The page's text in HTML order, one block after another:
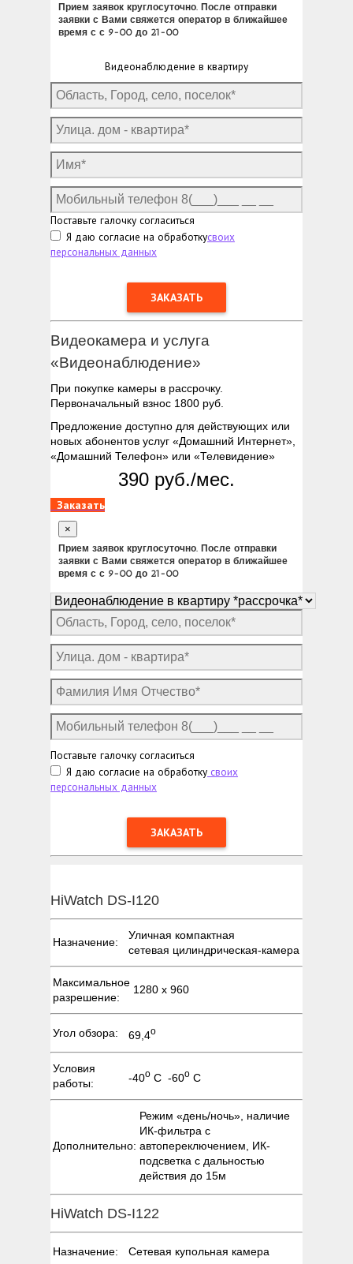
Прием заявок круглосуточно. После отправки
заявки с Вами свяжется оператор в ближайшее
время с с 9-00 до 21-00
Видеонаблюдение в квартиру
Поставьте галочку согласиться
Я даю согласие на обработкусвоих
персональных данных
Видеокамера и услуга
«Видеонаблюдение»
При покупке камеры в рассрочку.
Первоначальный взнос 1800 руб.
Предложение доступно для действующих или
новых абонентов услуг «Домашний Интернет»,
«Домашний Телефон» или «Телевидение»
390 руб./мес.
Заказать
×
Прием заявок круглосуточно. После отправки
заявки с Вами свяжется оператор в ближайшее
время с с 9-00 до 21-00
Поставьте галочку согласиться
Я даю согласие на обработку своих
персональных данных
HiWatch DS-I120
Назначение:
Уличная компактная
сетевая цилиндрическая-камера
Максимальное
разрешение:
1280 х 960
Угол обзора: 69,4о
Условия
работы:
-40о С -60о С
Дополнительно:
Режим «день/ночь», наличие
ИК-фильтра с
автопереключением, ИК-
подсветка с дальностью
действия до 15м
HiWatch DS-I122
Назначение: Сетевая купольная камера